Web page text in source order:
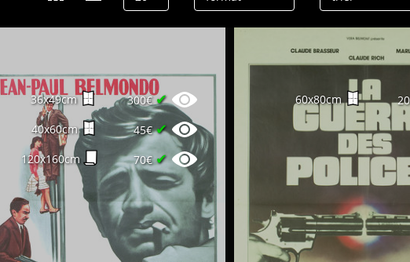
effacer l’historique
36x49cm 300€✔
40x60cm 45€✔
120x160cm 70€✔
60x80cm